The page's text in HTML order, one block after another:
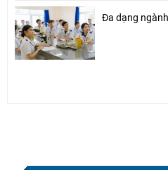
Đa dạng